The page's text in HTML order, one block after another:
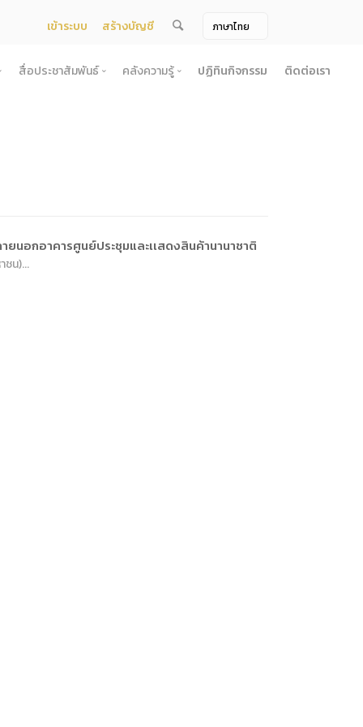
เข้าระบบ สร้างบัญชี
รอบ 6 เดือน
รหรือผู้มาติดต่อ
ล
เลิกการจัดหา
สื่อประชาสัมพันธ์
ภาพถ่าย
คลังความรู้ ปฏิทินกิจกรรม ติดต่อเรา
นอกอาคารศูนย์ประชุมและเเสดงสินค้านานาชาติ
ชน)...